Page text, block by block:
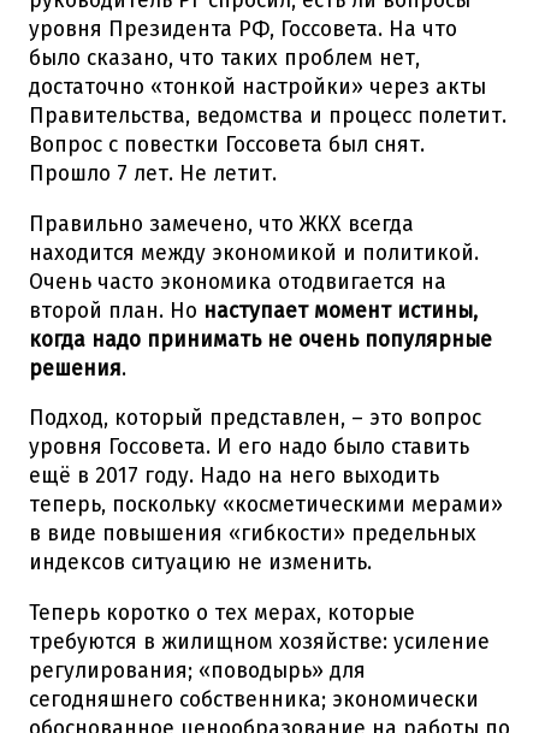
уровня Президента РФ, Госсовета. На что
было сказано, что таких проблем нет,
достаточно «тонкой настройки» через акты
Правительства, ведомства и процесс полетит.
Вопрос с повестки Госсовета был снят.
Прошло 7 лет. Не летит.
Правильно замечено, что ЖКХ всегда
находится между экономикой и политикой.
Очень часто экономика отодвигается на
второй план. Но наступает момент истины,
когда надо принимать не очень популярные
решения.
Подход, который представлен, – это вопрос
уровня Госсовета. И его надо было ставить
ещё в 2017 году. Надо на него выходить
теперь, поскольку «косметическими мерами»
в виде повышения «гибкости» предельных
индексов ситуацию не изменить.
Теперь коротко о тех мерах, которые
требуются в жилищном хозяйстве: усиление
регулирования; «поводырь» для
сегодняшнего собственника; экономически